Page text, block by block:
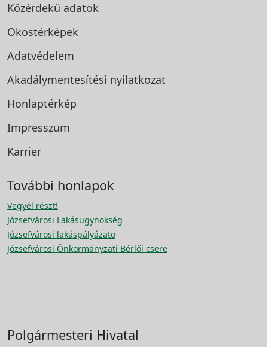
Közérdekű adatok
Okostérképek
Adatvédelem
Akadálymentesítési nyilatkozat
Honlaptérkép
Impresszum
Karrier
További honlapok
Vegyél részt!
Józsefvárosi Lakásügynökség
Józsefvárosi lakáspályázato
Józsefvárosi Önkormányzati Bérlői csere
Polgármesteri Hivatal